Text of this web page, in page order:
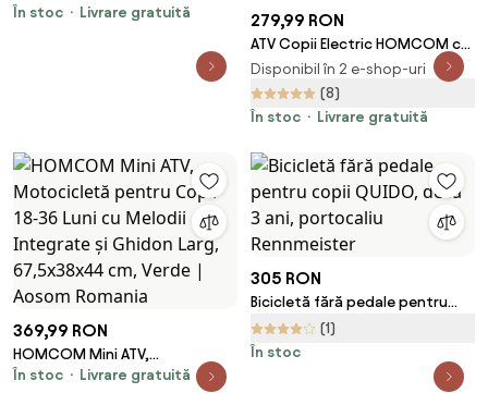
Electrică pentru Copii cu Role,
În stoc Livrare gratuită 279,99 RON
ATV Copii Electric HOMCOM cu
Baterie Incarcabila 6V, Viteza
2,8-4,6km/h, Varsta 3-5 Ani,
72x40x45,5cm, Verde | Aosom
Disponibil în 2 e-shop-uri
(8)
În stoc
Livrare gratuită
369,99 RON
HOMCOM Mini ATV,
Motocicletă pentru Copii 18-36
În stoc Livrare gratuită
305 RON
Bicicletă fără pedale pentru
copii QUIDO, de la 3 ani,
portocaliu Rennmeister
(1)
În stoc